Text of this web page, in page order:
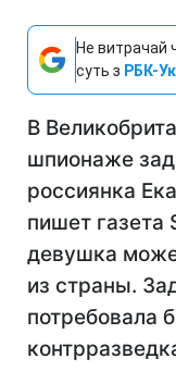
Не витрачай
суть з РБК-
В
шпионаже
россиянка
пишет газета
девушка
из страны.
потребовала